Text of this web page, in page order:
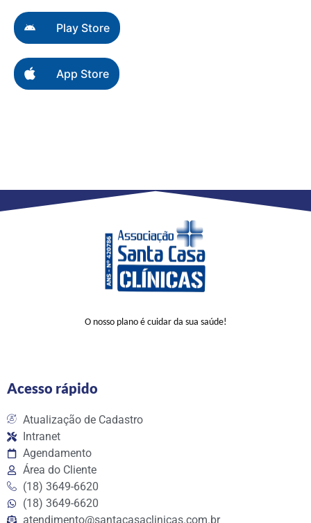
Play Store
App Store
O nosso plano é cuidar da sua saúde!
Acesso rápido
Atualização de Cadastro
Intranet
Agendamento
Área do Cliente
(18) 3649-6620
(18) 3649-6620
atendimento@santacasaclinicas.com.br